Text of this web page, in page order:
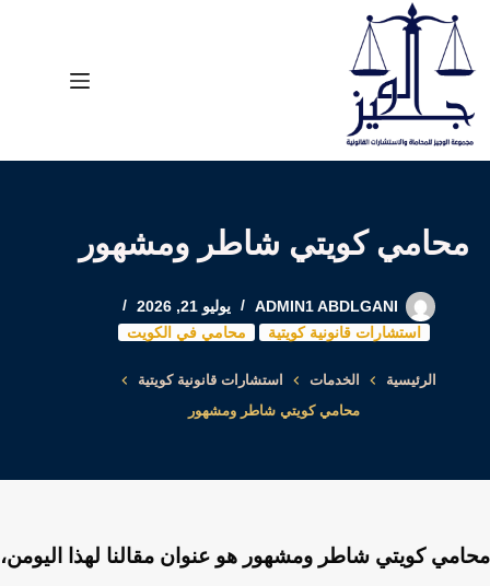
التجاوز
إلى
المحتوى
محامي كويتي شاطر ومشهور
ADMIN1 ABDLGANI
يوليو 21, 2026
استشارات قانونية كويتية
محامي في الكويت
الرئيسية الخدمات
استشارات قانونية كويتية
محامي كويتي شاطر ومشهور
محامي كويتي شاطر ومشهور هو عنوان مقالنا لهذا اليومن،